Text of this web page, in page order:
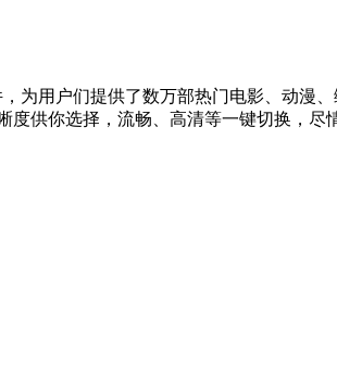
为用户们提供了数万部热门电影、动漫
供你选择，流畅、高清等一键切换，尽